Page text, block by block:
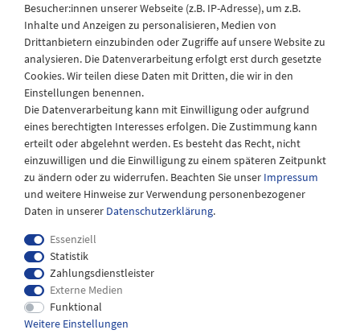
Laden Öffnungszeiten
Montag - Freitag
08:30 - 12:30 und 13.00 - 17.30 Uhr
Samstags
08:30 bis 12:30 Uhr
Impressum
Besucher:innen unserer Webseite (z.B. IP-Adresse), um z.B.
Inhalte und Anzeigen zu personalisieren, Medien von
Drittanbietern einzubinden oder Zugriffe auf unsere Website zu
analysieren. Die Datenverarbeitung erfolgt erst durch gesetzte
Cookies. Wir teilen diese Daten mit Dritten, die wir in den
Einstellungen benennen.
Die Datenverarbeitung kann mit Einwilligung oder aufgrund
eines berechtigten Interesses erfolgen. Die Zustimmung kann
erteilt oder abgelehnt werden. Es besteht das Recht, nicht
einzuwilligen und die Einwilligung zu einem späteren Zeitpunkt
zu ändern oder zu widerrufen. Beachten Sie unser Impressum
und weitere Hinweise zur Verwendung personenbezogener
Daten in unserer Daten­schutz­erklärung.
Essenziell
Statistik
Zahlungsdienstleister
Externe Medien
Funktional
Weitere Einstellungen